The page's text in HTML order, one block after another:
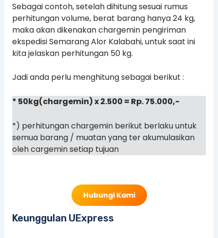
Sebagai contoh, setelah dihitung sesuai rumus
perhitungan volume, berat barang hanya 24 kg,
maka akan dikenakan chargemin pengiriman
ekspedisi Semarang Alor Kalabahi, untuk saat ini
kita jelaskan perhitungan 50 kg.
Jadi anda perlu menghitung sebagai berikut :
* 50kg(chargemin) x 2.500 = Rp. 75.000,-
*) perhitungan chargemin berikut berlaku untuk
semua barang / muatan yang ter akumulasikan
oleh cargemin setiap tujuan
Hubungi Kami
Keunggulan UExpress